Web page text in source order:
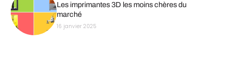
Les imprimantes 3D les moins chères du
marché
16 janvier 2025